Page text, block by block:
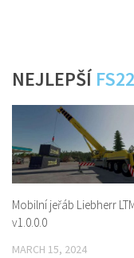
NEJLEPŠÍ
Mobilní jeřáb Liebherr
v1.0.0.0
MARCH 15, 2024